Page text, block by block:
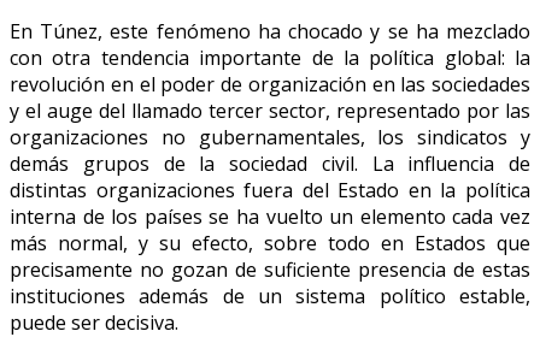
En Túnez, este fenómeno ha chocado y se ha mezclado
con otra tendencia importante de la política global: la
revolución en el poder de organización en las sociedades
y el auge del llamado tercer sector, representado por las
organizaciones no gubernamentales, los sindicatos y
demás grupos de la sociedad civil. La influencia de
distintas organizaciones fuera del Estado en la política
interna de los países se ha vuelto un elemento cada vez
más normal, y su efecto, sobre todo en Estados que
precisamente no gozan de suficiente presencia de estas
instituciones además de un sistema político estable,
puede ser decisiva.